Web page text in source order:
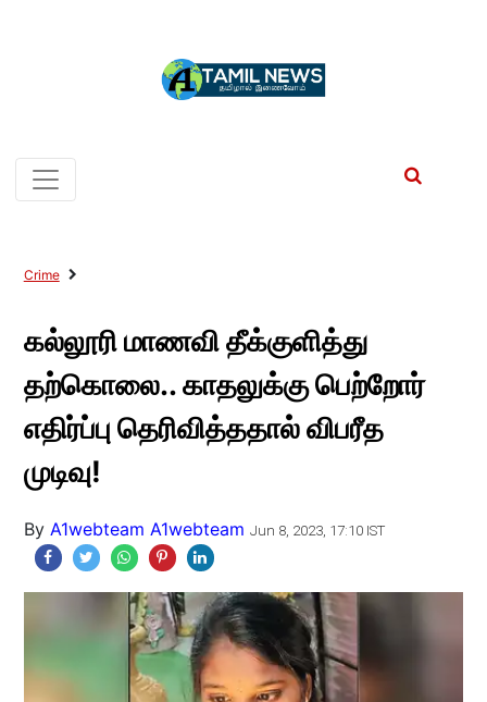
Crime
கல்லூரி மாணவி தீக்குளித்து
தற்கொலை.. காதலுக்கு பெற்றோர்
எதிர்ப்பு தெரிவித்ததால் விபரீத
முடிவு!
By A1webteam A1webteam Jun 8, 2023, 17:10 IST